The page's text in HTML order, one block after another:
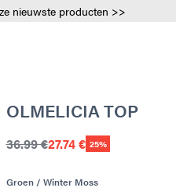
nieuwste producten >>
OLMELICIA TOP
36.99 €27.74 € 25%
Groen / Winter Moss